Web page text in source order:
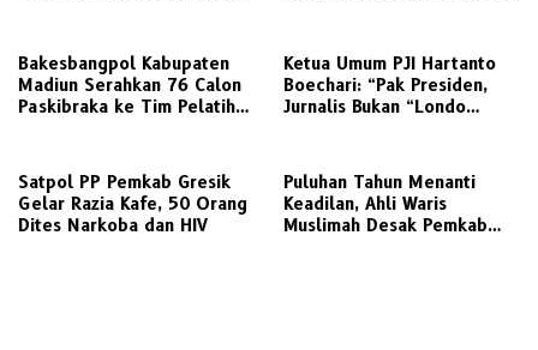
Veteran Jawa Timur
Regulasi Koperasi
Bakesbangpol Kabupaten
Madiun Serahkan 76 Calon
Paskibraka ke Tim Pelatih
Ketua Umum PJI Hartanto
Boechari: “Pak Presiden,
Jurnalis Bukan “Londo
Satpol PP Pemkab Gresik
Gelar Razia Kafe, 50 Orang
Dites Narkoba dan HIV
‎Puluhan Tahun Menanti
Keadilan, Ahli Waris
Muslimah Desak Pemkab